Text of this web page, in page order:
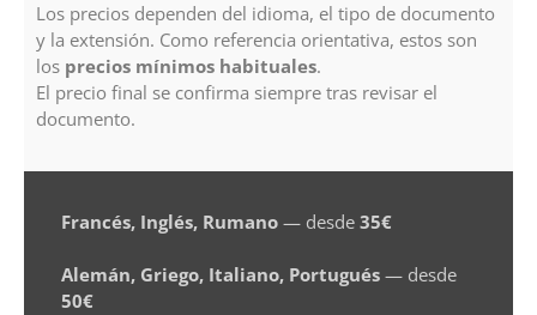
Los precios dependen del idioma, el tipo de documento
y la extensión. Como referencia orientativa, estos son
los precios mínimos habituales.
El precio final se confirma siempre tras revisar el
documento.
Francés, Inglés, Rumano — desde 35€
Alemán, Griego, Italiano, Portugués — desde
50€